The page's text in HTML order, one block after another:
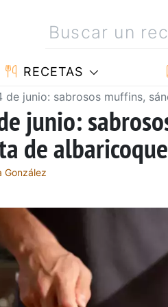
RECETAS
de junio: sabrosos muffins,
junio:
de albaricoque
González